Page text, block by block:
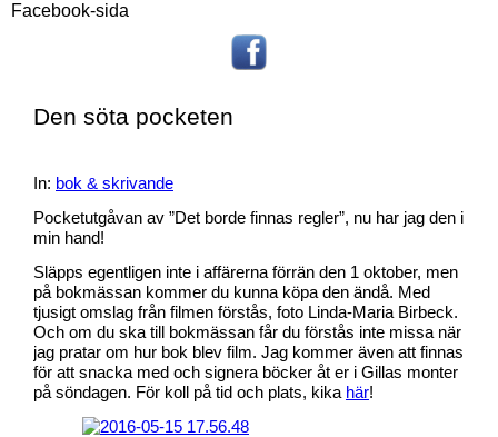
Facebook-sida
Den söta pocketen
In: bok & skrivande
Pocketutgåvan av ”Det borde finnas regler”, nu har jag den i
min hand!
Släpps egentligen inte i affärerna förrän den 1 oktober, men
på bokmässan kommer du kunna köpa den ändå. Med
tjusigt omslag från filmen förstås, foto Linda-Maria Birbeck.
Och om du ska till bokmässan får du förstås inte missa när
jag pratar om hur bok blev film. Jag kommer även att finnas
för att snacka med och signera böcker åt er i Gillas monter
på söndagen. För koll på tid och plats, kika här!